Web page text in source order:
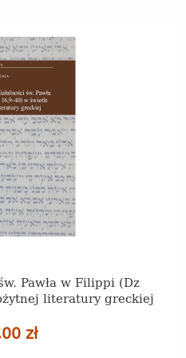
Pawła w Filippi (Dz
literatury greckiej
zł